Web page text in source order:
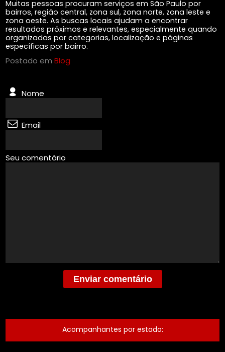
Muitas pessoas procuram serviços em São Paulo por
bairros, região central, zona sul, zona norte, zona leste e
zona oeste. As buscas locais ajudam a encontrar
resultados próximos e relevantes, especialmente quando
organizadas por categorias, localização e páginas
específicas por bairro.
Postado emBlog
Nome
Email
Seu comentário
Acompanhantes por estado: